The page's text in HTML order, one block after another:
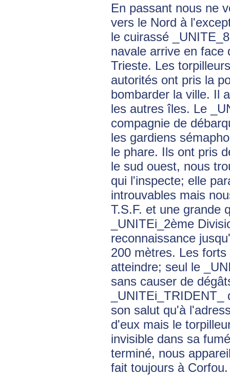
En passant nous ne
vers le Nord à
le cuirassé
navale arrive en face
Trieste. Les
autorités ont pris la
bombarder la ville. Il
les autres îles. Le
compagnie de
les gardiens
le phare. Ils ont pris
le sud ouest, nous
qui l'inspecte; elle
introuvables mais
T.S.F. et une grande
_UNITEi_2ème
reconnaissance
200 mètres. Les
atteindre; seul le
sans causer de
son salut qu'à
d'eux mais le
invisible dans sa
terminé, nous
fait toujours à Corfou.